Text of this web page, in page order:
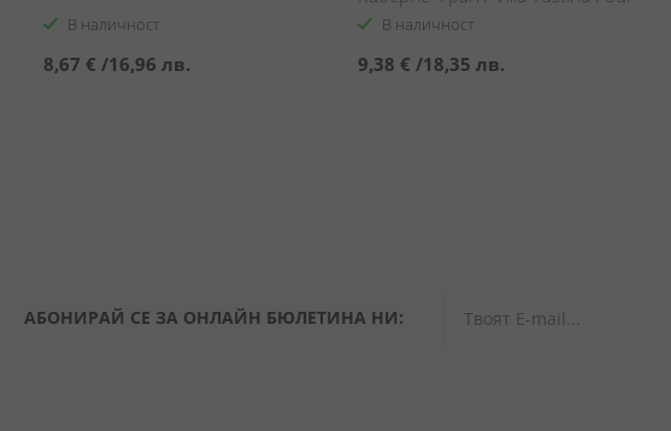
В наличност
8,67 € /16,96 лв.
Seasons Cabernet Franc Winter
В наличност
9,38 € /18,35 лв.
АБОНИРАЙ СЕ ЗА ОНЛАЙН БЮЛЕТИНА НИ: